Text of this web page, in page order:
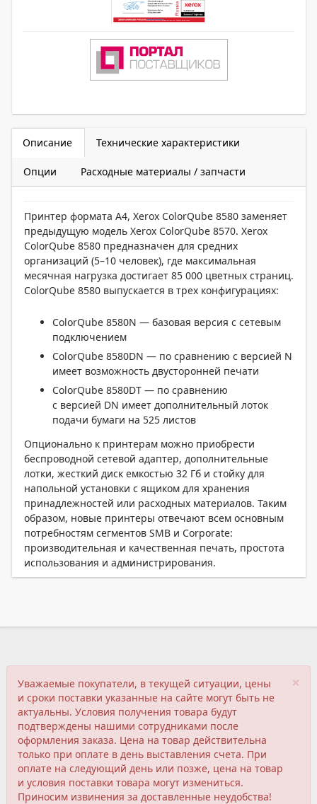
Описание Технические характеристики
Опции Расходные материалы / запчасти
Принтер формата А4, Xerox ColorQube 8580 заменяет
предыдущую модель Xerox ColorQube 8570. Xerox
ColorQube 8580 предназначен для средних
организаций (5–10 человек), где максимальная
месячная нагрузка достигает 85 000 цветных страниц.
ColorQube 8580 выпускается в трех конфигурациях:
ColorQube 8580N — базовая версия с сетевым
подключением
ColorQube 8580DN — по сравнению с версией N
имеет возможность двусторонней печати
ColorQube 8580DT — по сравнению
с версией DN имеет дополнительный лоток
подачи бумаги на 525 листов
Опционально к принтерам можно приобрести
беспроводной сетевой адаптер, дополнительные
лотки, жесткий диск емкостью 32 Гб и стойку для
напольной установки с ящиком для хранения
принадлежностей или расходных материалов. Таким
образом, новые принтеры отвечают всем основным
потребностям сегментов SMB и Corporate:
производительная и качественная печать, простота
использования и администрирования.
×
Уважаемые покупатели, в текущей ситуации, цены
и сроки поставки указанные на сайте могут быть не
актуальны. Условия получения товара будут
подтверждены нашими сотрудниками после
оформления заказа. Цена на товар действительна
только при оплате в день выставления счета. При
оплате на следующий день или позже, цена на товар
и условия поставки товара могут измениться.
Приносим извинения за доставленные неудобства!